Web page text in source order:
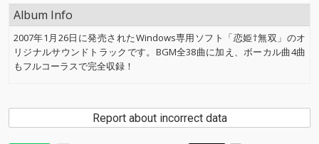
Album Info
2007年1月26日に発売されたWindows専用ソフト「恋姫†無双」のオ
リジナルサウンドトラックです。BGM全38曲に加え、ボーカル曲4曲
もフルコーラスで完全収録！
Report about incorrect data